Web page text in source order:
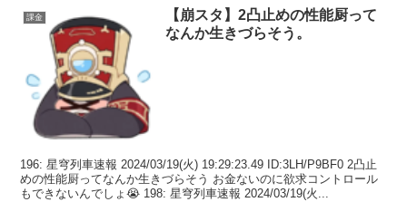
課金
【崩スタ】2凸止めの性能厨って
なんか生きづらそう。
196: 星穹列車速報 2024/03/19(火) 19:29:23.49 ID:3LH/P9BF0 2凸止
めの性能厨ってなんか生きづらそう お金ないのに欲求コントロール
もできないんでしょ😭 198: 星穹列車速報 2024/03/19(火...